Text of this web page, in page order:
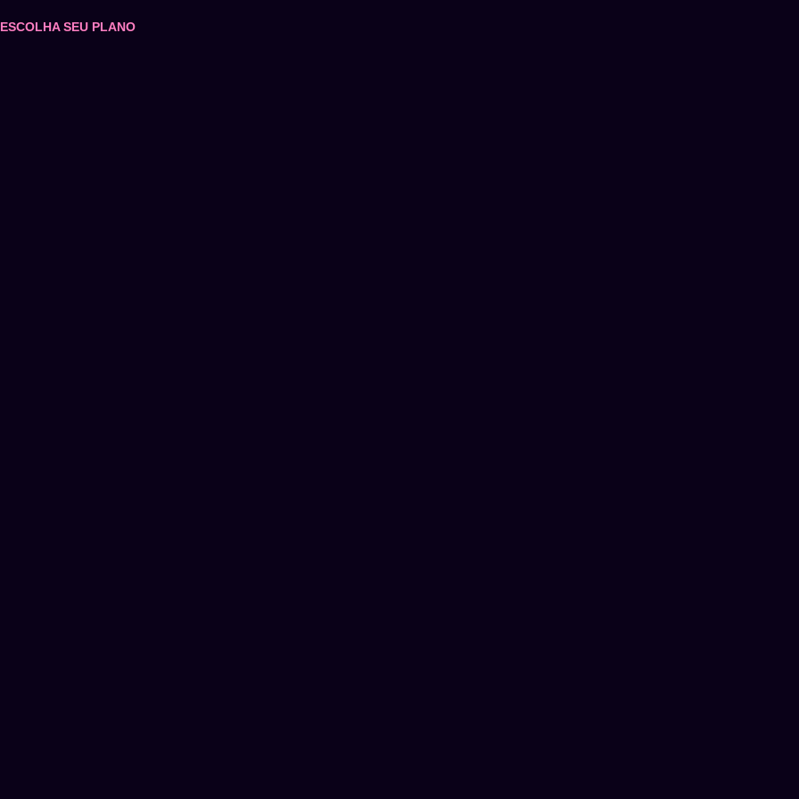
ESCOLHA SEU PLANO